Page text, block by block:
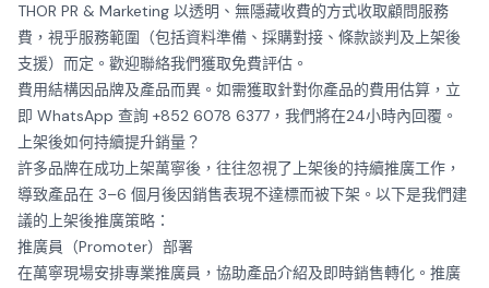
THOR PR & Marketing 以透明、無隱藏收費的方式收取顧問服務
費，視乎服務範圍（包括資料準備、採購對接、條款談判及上架後
支援）而定。歡迎聯絡我們獲取免費評估。
費用結構因品牌及產品而異。如需獲取針對你產品的費用估算， 立
即 WhatsApp 查詢 +852 6078 6377 ，我們將在24小時內回覆。
上架後如何持續提升銷量？
許多品牌在成功上架萬寧後，往往忽視了上架後的持續推廣工作，
導致產品在 3–6 個月後因銷售表現不達標而被下架。以下是我們建
議的上架後推廣策略：
推廣員（Promoter）部署
在萬寧現場安排專業推廣員，協助產品介紹及即時銷售轉化。推廣